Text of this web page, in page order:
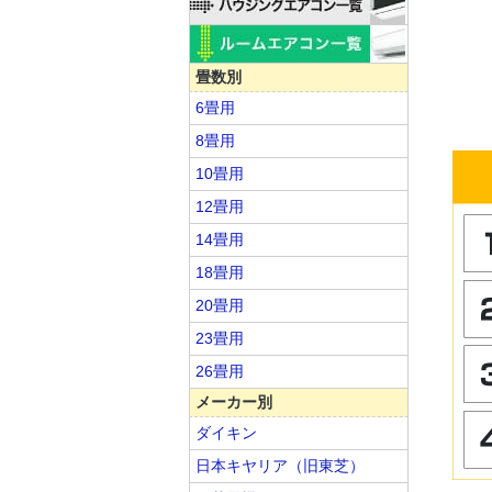
畳数別
6畳用
8畳用
10畳用
12畳用
14畳用
18畳用
20畳用
23畳用
26畳用
メーカー別
ダイキン
日本キヤリア（旧東芝）